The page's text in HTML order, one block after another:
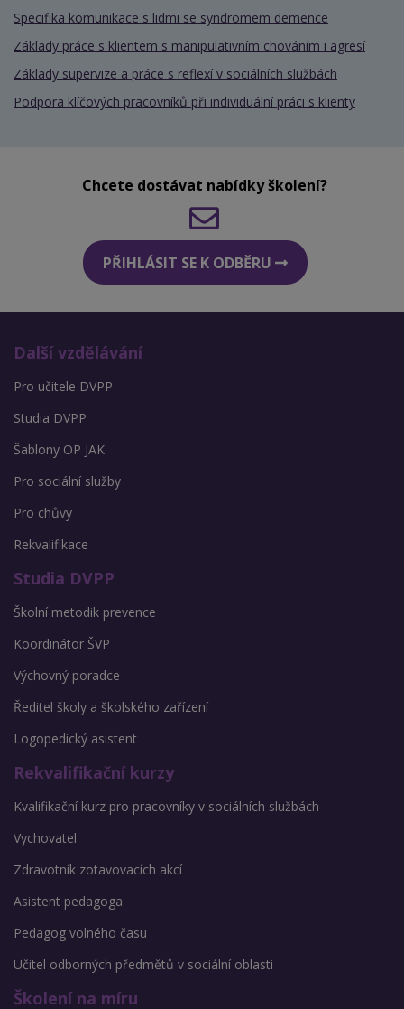
Specifika komunikace s lidmi se syndromem demence
Základy práce s klientem s manipulativním chováním i agresí
Základy supervize a práce s reflexí v sociálních službách
Podpora klíčových pracovníků při individuální práci s klienty
Chcete dostávat nabídky školení?
PŘIHLÁSIT SE K ODBĚRU
Další vzdělávání
Pro učitele DVPP
Studia DVPP
Šablony OP JAK
Pro sociální služby
Pro chůvy
Rekvalifikace
Studia DVPP
Školní metodik prevence
Koordinátor ŠVP
Výchovný poradce
Ředitel školy a školského zařízení
Logopedický asistent
Rekvalifikační kurzy
Kvalifikační kurz pro pracovníky v sociálních službách
Vychovatel
Zdravotník zotavovacích akcí
Asistent pedagoga
Pedagog volného času
Učitel odborných předmětů v sociální oblasti
Školení na míru